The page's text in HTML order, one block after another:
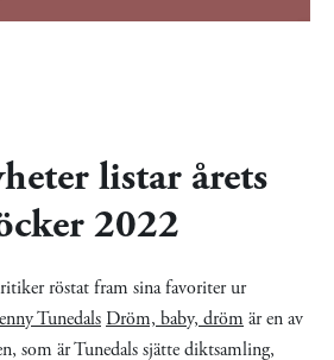
listar årets
2022
röstat fram sina favoriter ur
TunedalsDröm, baby, drömär en av
som är Tunedals sjätte diktsamling,